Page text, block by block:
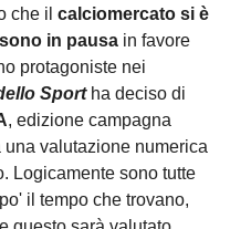
che il calciomercato si è
in pausa in favore
protagoniste nei
Sportha deciso di
, edizione campagna
valutazione numerica
Logicamente sono tutte
il tempo che trovano,